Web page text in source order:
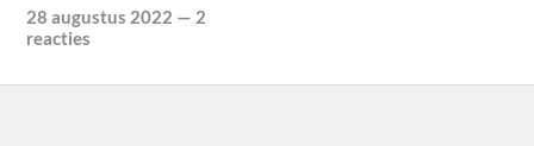
28 augustus 2022 — 2
reacties